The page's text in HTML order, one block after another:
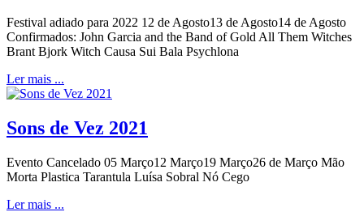
Festival adiado para 2022 12 de Agosto13 de Agosto14 de Agosto
Confirmados: John Garcia and the Band of Gold All Them Witches
Brant Bjork Witch Causa Sui Bala Psychlona
Ler mais ...
Sons de Vez 2021
Evento Cancelado 05 Março12 Março19 Março26 de Março Mão
Morta Plastica Tarantula Luísa Sobral Nó Cego
Ler mais ...